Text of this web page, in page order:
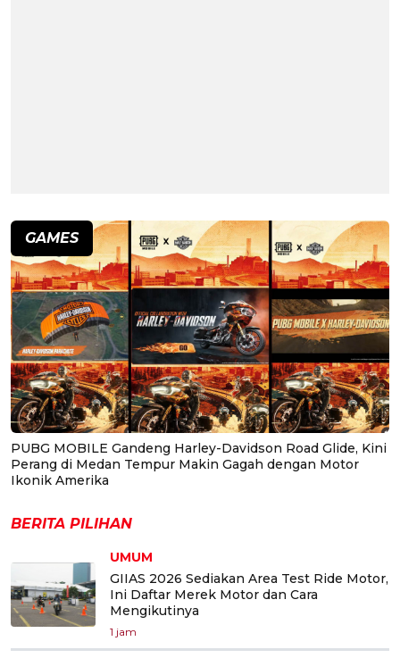
GAMES
PUBG MOBILE Gandeng Harley-Davidson Road Glide, Kini
Perang di Medan Tempur Makin Gagah dengan Motor
Ikonik Amerika
BERITA PILIHAN
UMUM
GIIAS 2026 Sediakan Area Test Ride Motor,
Ini Daftar Merek Motor dan Cara
Mengikutinya
1 jam